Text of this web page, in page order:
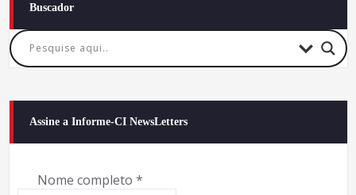
Buscador
Assine a Informe-CI NewsLetters
Nome completo *